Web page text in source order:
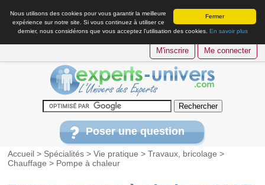
Fermer
Nous utilisons des cookies pour vous garantir la meilleure
expérience sur notre site. Si vous continuez à utiliser ce
dernier, nous considérons que vous acceptez l’utilisation des cookies. En savoir plus
M'inscrire Me connecter
Poser une question
Accueil > Spécialités >Vie pratique >Travaux, bricolage >
Chauffage > Pompe à chaleur